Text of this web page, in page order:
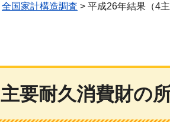
全国家計構造調査 > 平成26年結果（4
主要耐久消費財の所